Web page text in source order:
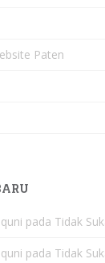
Paten
pada Tidak
pada Tidak